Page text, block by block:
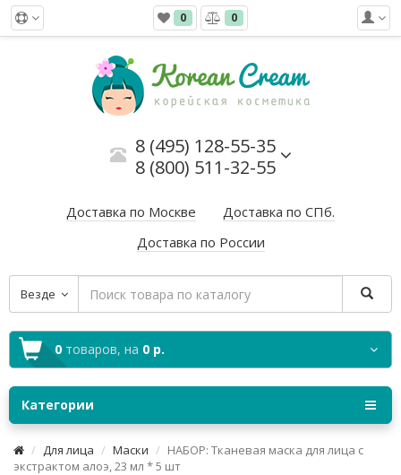
0 0
8 (495) 128-55-35
8 (800) 511-32-55
Доставка по Москве
Доставка по СПб.
Доставка по России
Везде
0 товаров, на 0 р.
Категории
Для лица Маски
НАБОР: Тканевая маска для лица с
экстрактом алоэ, 23 мл * 5 шт